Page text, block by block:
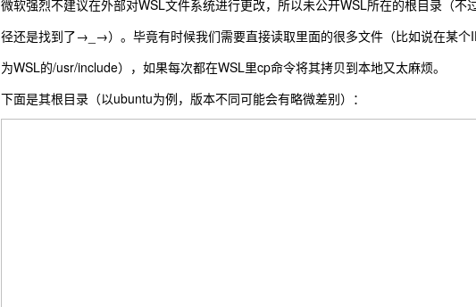
微软强烈不建议在外部对WSL文件系统进行更改，所以未公开WSL所在的根目录（不
径还是找到了→_→）。毕竟有时候我们需要直接读取里面的很多文件（比如说在某个
为WSL的/usr/include），如果每次都在WSL里cp命令将其拷贝到本地又太麻烦。
下面是其根目录（以ubuntu为例，版本不同可能会有略微差别）：